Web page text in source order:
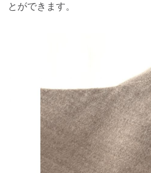
とができます。